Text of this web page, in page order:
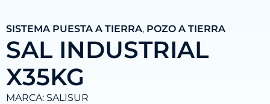
SISTEMA PUESTA A TIERRA, POZO A TIERRA
SAL INDUSTRIAL
X35KG
MARCA: SALISUR